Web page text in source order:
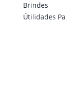
Brindes
Útilidades